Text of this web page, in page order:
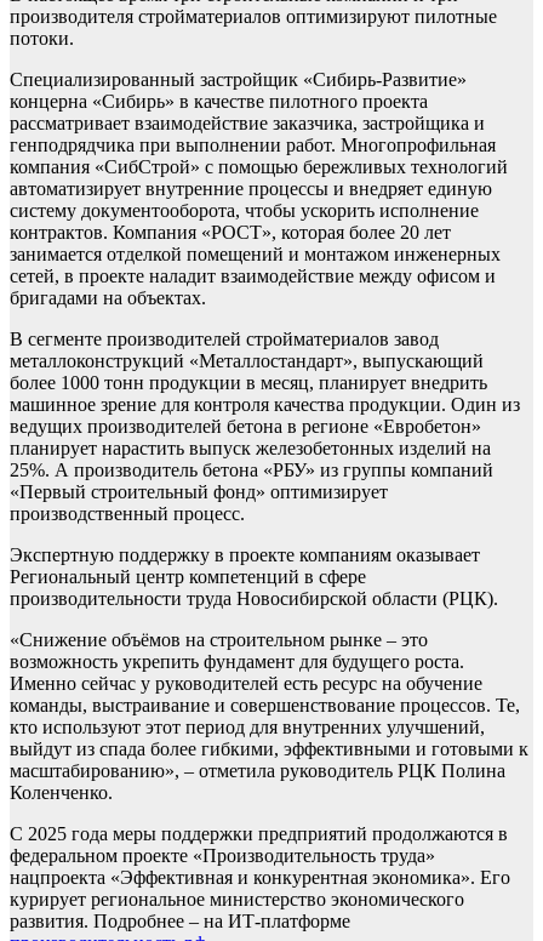
производителя стройматериалов оптимизируют пилотные
потоки.
Специализированный застройщик «Сибирь-Развитие»
концерна «Сибирь» в качестве пилотного проекта
рассматривает взаимодействие заказчика, застройщика и
генподрядчика при выполнении работ. Многопрофильная
компания «СибСтрой» с помощью бережливых технологий
автоматизирует внутренние процессы и внедряет единую
систему документооборота, чтобы ускорить исполнение
контрактов. Компания «РОСТ», которая более 20 лет
занимается отделкой помещений и монтажом инженерных
сетей, в проекте наладит взаимодействие между офисом и
бригадами на объектах.
В сегменте производителей стройматериалов завод
металлоконструкций «Металлостандарт», выпускающий
более 1000 тонн продукции в месяц, планирует внедрить
машинное зрение для контроля качества продукции. Один из
ведущих производителей бетона в регионе «Евробетон»
планирует нарастить выпуск железобетонных изделий на
25%. А производитель бетона «РБУ» из группы компаний
«Первый строительный фонд» оптимизирует
производственный процесс.
Экспертную поддержку в проекте компаниям оказывает
Региональный центр компетенций в сфере
производительности труда Новосибирской области (РЦК).
«Снижение объёмов на строительном рынке – это
возможность укрепить фундамент для будущего роста.
Именно сейчас у руководителей есть ресурс на обучение
команды, выстраивание и совершенствование процессов. Те,
кто используют этот период для внутренних улучшений,
выйдут из спада более гибкими, эффективными и готовыми к
масштабированию», – отметила руководитель РЦК Полина
Коленченко.
С 2025 года меры поддержки предприятий продолжаются в
федеральном проекте «Производительность труда»
нацпроекта «Эффективная и конкурентная экономика». Его
курирует региональное министерство экономического
развития. Подробнее – на ИТ-платформе